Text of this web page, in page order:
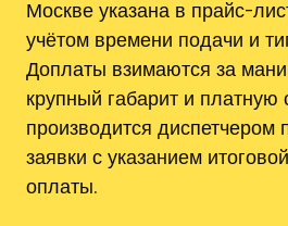
Москве указана в прайс-
учётом времени подачи и
Доплаты взимаются за
крупный габарит и платную
производится
заявки с указанием
оплаты.